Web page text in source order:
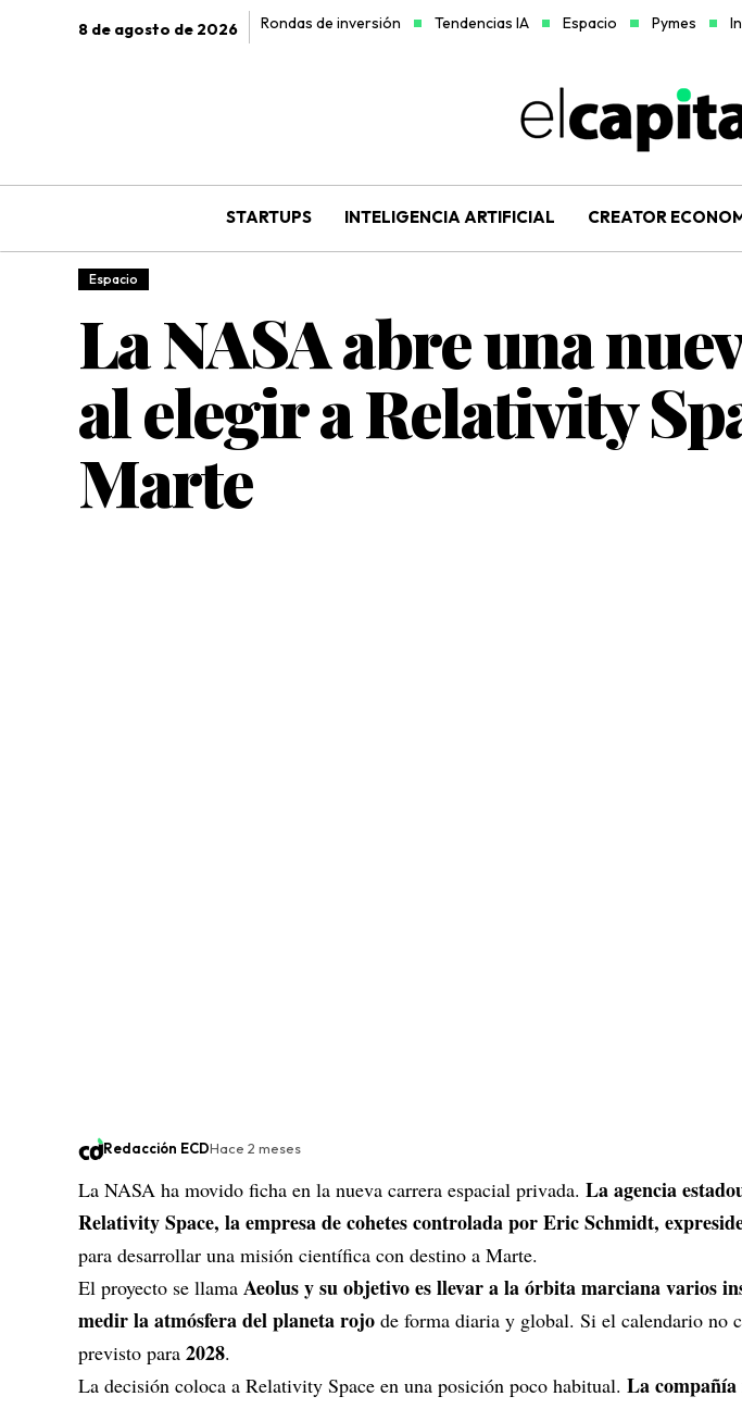
8 de agosto de 2026 Rondas de inversión Tendencias IA Espacio Pymes
STARTUPS INTELIGENCIA ARTIFICIAL CREATOR
Espacio
La NASA abre una
al elegir a Relativity
Marte
Redacción ECDHace 2 meses
La NASA ha movido ficha en la nueva carrera espacial privada. La agencia
Relativity Space, la empresa de cohetes controlada por Eric Schmidt,
para desarrollar una misión científica con destino a Marte.
El proyecto se llama Aeolusy su objetivo es llevar a la órbita marciana varios
medir la atmósfera del planeta rojo de forma diaria y global. Si el calendario no
previsto para 2028.
La decisión coloca a Relativity Space en una posición poco habitual. La